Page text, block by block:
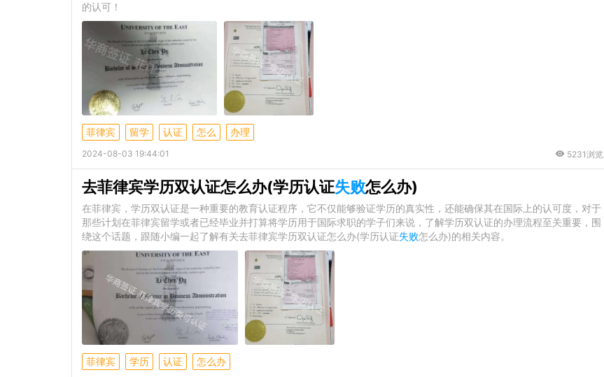
的认可！
菲律宾 留学 认证 怎么 办理
2024-08-03 19:44:01 5231浏览
去菲律宾学历双认证怎么办(学历认证失败怎么办)
在菲律宾，学历双认证是一种重要的教育认证程序，它不仅能够验证学历的真实性，还能确保其在国际上的认可度，对于
那些计划在菲律宾留学或者已经毕业并打算将学历用于国际求职的学子们来说，了解学历双认证的办理流程至关重要，围
绕这个话题，跟随小编一起了解有关去菲律宾学历双认证怎么办(学历认证失败怎么办)的相关内容。
菲律宾 学历 认证 怎么办